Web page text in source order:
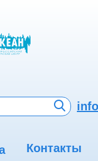
Контакты